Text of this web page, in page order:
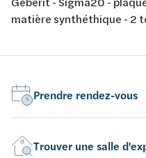
matière synthéthique - 2
Prendre rendez-vous
Trouver une salle